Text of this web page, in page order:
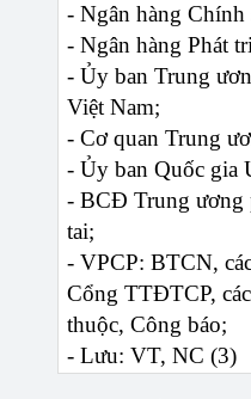
- Ngân hàng Chính
- Ngân hàng Phát
- Ủy ban Trung
Việt Nam;
- Cơ quan Trung
- Ủy ban Quốc
- BCĐ Trung ương
tai;
- VPCP: BTCN,
Cổng TTĐTCP,
thuộc, Công báo;
- Lưu: VT, NC (3)